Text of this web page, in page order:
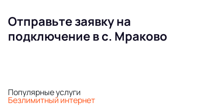
Отправьте заявку на
подключение в с. Мраково
Популярные услуги
Безлимитный интернет